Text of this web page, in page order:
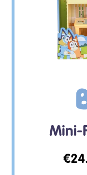
Mini-
€